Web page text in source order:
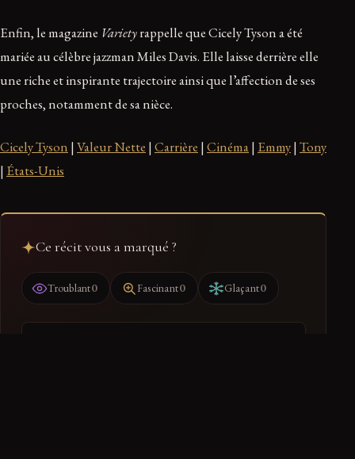
Enfin, le magazine Varietyrappelle que Cicely Tyson a été
mariée au célèbre jazzman Miles Davis. Elle laisse derrière elle
une riche et inspirante trajectoire ainsi que l’affection de ses
proches, notamment de sa nièce.
Cicely Tyson | Valeur Nette | Carrière | Cinéma| Emmy| Tony
| États-Unis
Ce récit vous a marqué ?
Troublant0 Fascinant0 Glaçant0